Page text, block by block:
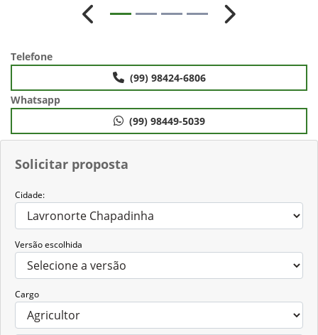
Solicitar proposta
Cidade:
Versão escolhida
Cargo
Anterior Próximo
Telefone
(99) 98424-6806
Whatsapp
(99) 98449-5039